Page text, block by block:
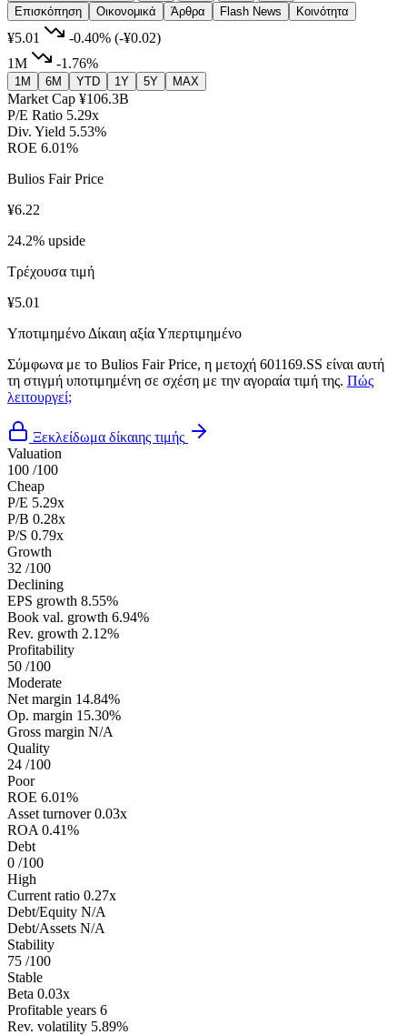
Επισκόπηση
Οικονομικά Άρθρα Flash News Κοινότητα
¥5.01 -0.40% (-¥0.02)
1M
-1.76%
1M 6M YTD 1Y 5Y MAX
Market Cap ¥106.3B
P/E Ratio 5.29x
Div. Yield 5.53%
ROE 6.01%
Bulios Fair Price
¥6.22
24.2% upside
Τρέχουσα τιμή
¥5.01
Υποτιμημένο Δίκαιη αξίαΥπερτιμημένο
Σύμφωνα με το Bulios Fair Price, η μετοχή 601169.SS είναι αυτή
τη στιγμή υποτιμημένη σε σχέση με την αγοραία τιμή της. Πώς
λειτουργεί;
Ξεκλείδωμα δίκαιης τιμής
Valuation
100 /100
Cheap
P/E 5.29x
P/B 0.28x
P/S 0.79x
Growth
32 /100
Declining
EPS growth 8.55%
Book val. growth 6.94%
Rev. growth 2.12%
Profitability
50 /100
Moderate
Net margin 14.84%
Op. margin 15.30%
Gross margin N/A
Quality
24 /100
Poor
ROE 6.01%
Asset turnover 0.03x
ROA 0.41%
Debt
0 /100
High
Current ratio 0.27x
Debt/Equity N/A
Debt/Assets N/A
Stability
75 /100
Stable
Beta 0.03x
Profitable years 6
Rev. volatility 5.89%